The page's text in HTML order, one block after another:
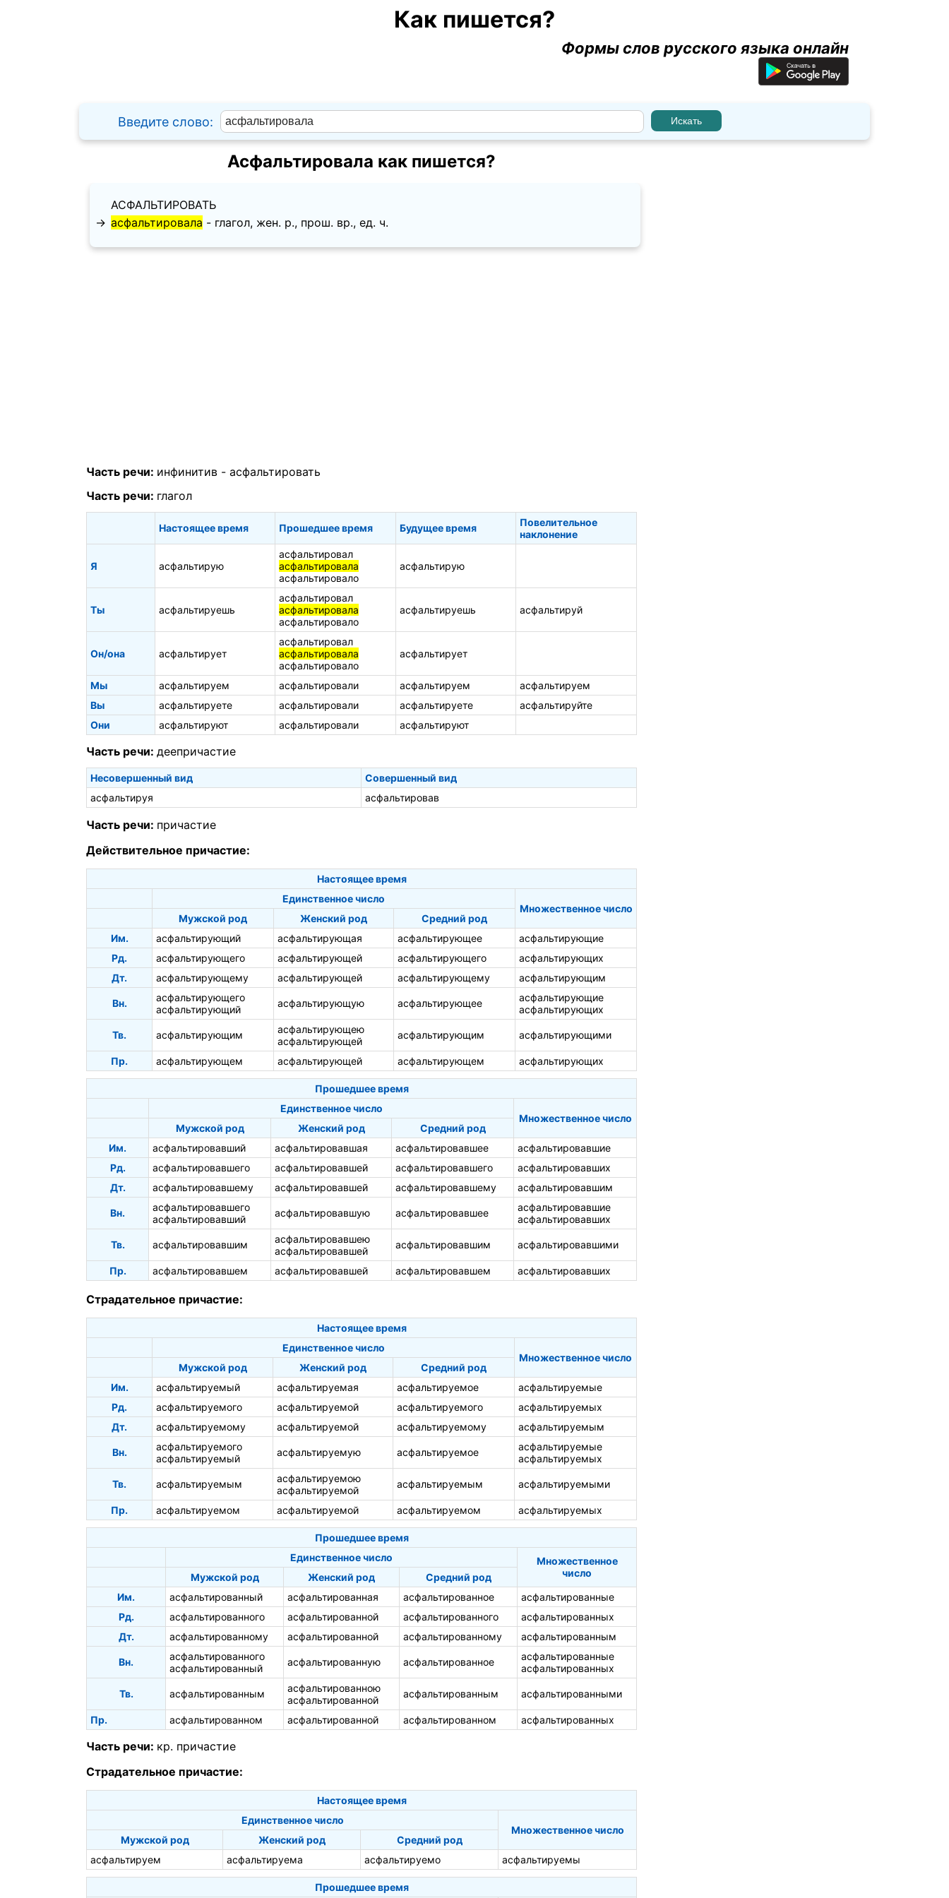
Как пишется?
Формы слов русского языка онлайн
Введите слово:
Асфальтировала как пишется?
АСФАЛЬТИРОВАТЬ
→ асфальтировала - глагол, жен. p., прош. вр., ед. ч.
Часть речи: инфинитив - асфальтировать
Часть речи: глагол
Настоящее время Прошедшее время Будущее время
Повелительное
наклонение
Я асфальтирую
асфальтировал
асфальтировала
асфальтировало
асфальтирую
Ты асфальтируешь
асфальтировал
асфальтировала
асфальтировало
асфальтируешь асфальтируй
Он/она асфальтирует
асфальтировал
асфальтировала
асфальтировало
асфальтирует
Мы асфальтируем асфальтировали асфальтируем
асфальтируем
Вы
асфальтируете асфальтировали асфальтируете
асфальтируйте
Они
асфальтируют асфальтировали асфальтируют
Часть речи: деепричастие
Несовершенный вид
Совершенный вид
асфальтируя
асфальтировав
Часть речи: причастие
Действительное причастие:
Настоящее время
Единственное число
Множественное число
Мужской род
Женский род
Средний род
Им.
асфальтирующий асфальтирующая асфальтирующее
асфальтирующие
Рд.
асфальтирующего асфальтирующей асфальтирующего
асфальтирующих
Дт.
асфальтирующему асфальтирующей асфальтирующему асфальтирующим
Вн.
асфальтирующего
асфальтирующий
асфальтирующую асфальтирующее
асфальтирующие
асфальтирующих
Тв. асфальтирующим
асфальтирующею
асфальтирующей
асфальтирующим асфальтирующими
Пр. асфальтирующем асфальтирующей асфальтирующем асфальтирующих
Прошедшее время
Единственное число
Множественное число
Мужской род
Женский род
Средний род
Им.
асфальтировавший асфальтировавшая асфальтировавшее
асфальтировавшие
Рд.
асфальтировавшего асфальтировавшей асфальтировавшего
асфальтировавших
Дт.
асфальтировавшему асфальтировавшей асфальтировавшему асфальтировавшим
Вн.
асфальтировавшего
асфальтировавший
асфальтировавшую асфальтировавшее
асфальтировавшие
асфальтировавших
Тв. асфальтировавшим
асфальтировавшею
асфальтировавшей
асфальтировавшим асфальтировавшими
Пр. асфальтировавшем асфальтировавшей асфальтировавшем асфальтировавших
Страдательное причастие:
Настоящее время
Единственное число
Множественное число
Мужской род
Женский род
Средний род
Им.
асфальтируемый асфальтируемая асфальтируемое
асфальтируемые
Рд.
асфальтируемого асфальтируемой асфальтируемого
асфальтируемых
Дт.
асфальтируемому асфальтируемой асфальтируемому асфальтируемым
Вн.
асфальтируемого
асфальтируемый
асфальтируемую асфальтируемое
асфальтируемые
асфальтируемых
Тв. асфальтируемым
асфальтируемою
асфальтируемой
асфальтируемым асфальтируемыми
Пр. асфальтируемом асфальтируемой асфальтируемом асфальтируемых
Прошедшее время
Единственное число
Множественное
число
Мужской род Женский род
Средний род
Им.
асфальтированный асфальтированная асфальтированное
асфальтированные
Рд.
асфальтированного асфальтированной асфальтированного
асфальтированных
Дт.
асфальтированному асфальтированной асфальтированному асфальтированным
Вн.
асфальтированного
асфальтированный
асфальтированную асфальтированное
асфальтированные
асфальтированных
Тв. асфальтированным
асфальтированною
асфальтированной
асфальтированным асфальтированными
Пр. асфальтированном асфальтированной асфальтированном асфальтированных
Часть речи: кр. причастие
Страдательное причастие:
Настоящее время
Единственное число
Множественное число
Мужской род
Женский род
Средний род
асфальтируем
асфальтируема асфальтируемо асфальтируемы
Прошедшее время